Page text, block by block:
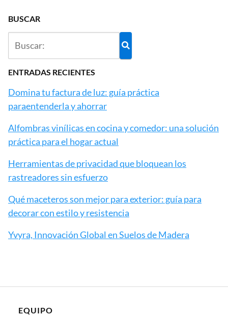
BUSCAR
ENTRADAS RECIENTES
Domina tu factura de luz: guía práctica
paraentenderla y ahorrar
Alfombras vinílicas en cocina y comedor: una solución
práctica para el hogar actual
Herramientas de privacidad que bloquean los
rastreadores sin esfuerzo
Qué maceteros son mejor para exterior: guía para
decorar con estilo y resistencia
Yvyra, Innovación Global en Suelos de Madera
EQUIPO